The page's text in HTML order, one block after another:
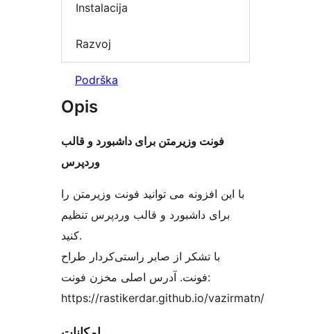
Instalacija
Razvoj
Podrška
Opis
فونت وزیرمتن برای داشبورد و قالب
وردپرس
با این افزونه می توانید فونت وزیرمتن را
برای داشبورد و قالب وردپرس تنظیم
کنید.
با تشکر از صابر راستی‌کردار طراح
فونت. آدرس اصلی مخزن فونت:
https://rastikerdar.github.io/vazirmatn/